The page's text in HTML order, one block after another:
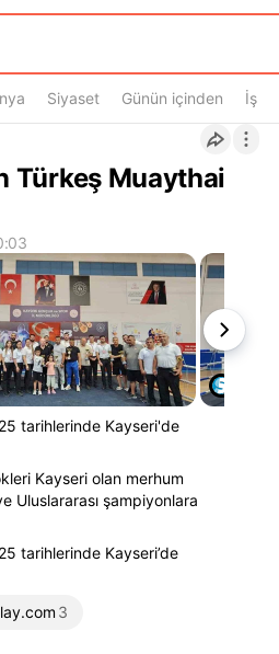
Siyaset Günün içinden İş
Türkeş Muaythai
tarihlerinde Kayseri'de
Kayseri olan merhum
Uluslararası şampiyonlara
tarihlerinde Kayseri’de
3